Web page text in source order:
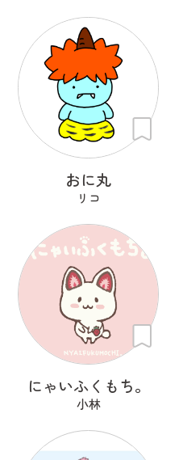
おに丸
リコ
にゃいふくもち。
小林